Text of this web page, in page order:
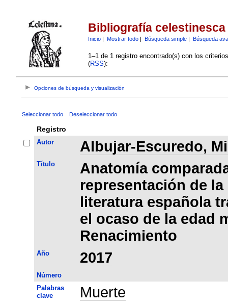
Bibliografía celestinesca
Inicio| Mostrar todo| Búsqueda simple| Búsqueda
1–1 de 1 registro encontrado(s) con los
(RSS):
Opciones de búsqueda y visualización
Seleccionar todo Deseleccionar todo
Registro
Autor Albujar-Escuredo,
Título
Anatomía
representación de la
literatura española
el ocaso de la edad
Renacimiento
Año 2017
Número
Palabras
clave
Muerte